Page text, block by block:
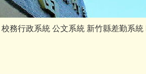
校務行政系統 公文系統 新竹縣差勤系統